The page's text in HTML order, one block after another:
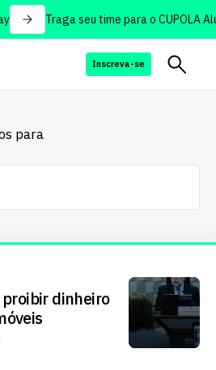
Traga seu time para o CUPOLA
Inscreva-se
para
dinheiro